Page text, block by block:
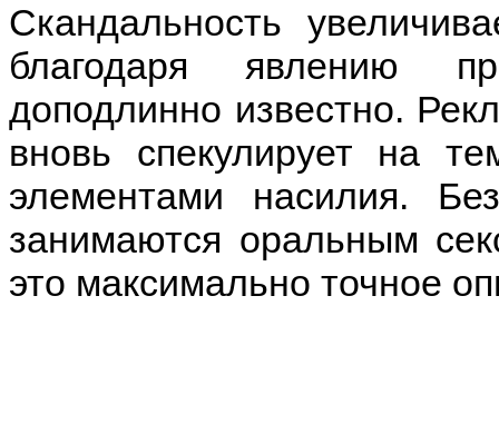
Скандальность
благодаря явлению
доподлинно известно.
вновь спекулирует на
элементами насилия.
занимаются оральным
это максимально точное